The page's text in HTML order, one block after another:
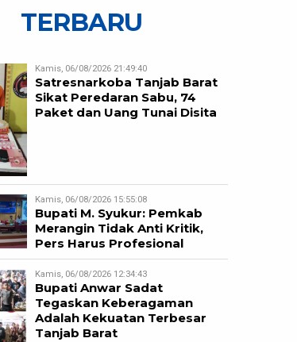
TERBARU
Kamis, 06/08/2026 21:49:40
Satresnarkoba Tanjab Barat
Sikat Peredaran Sabu, 74
Paket dan Uang Tunai Disita
Kamis, 06/08/2026 15:55:08
Bupati M. Syukur: Pemkab
Merangin Tidak Anti Kritik,
Pers Harus Profesional
Kamis, 06/08/2026 12:34:43
Bupati Anwar Sadat
Tegaskan Keberagaman
Adalah Kekuatan Terbesar
Tanjab Barat